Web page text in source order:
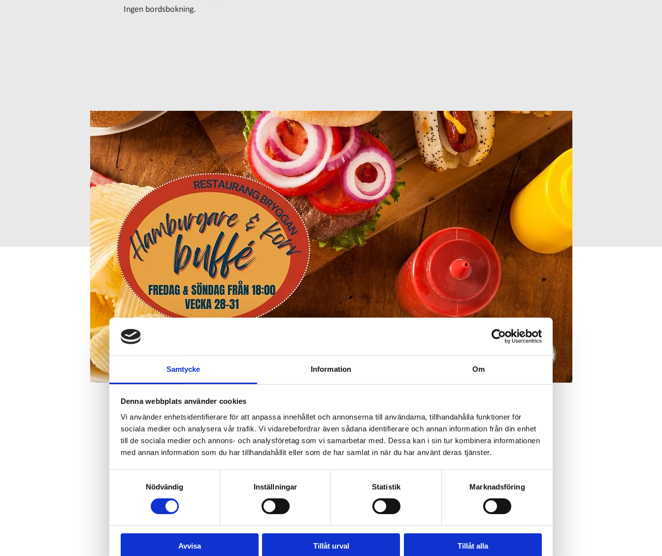
Samtycke Information Om
Denna webbplats använder cookies
Vi använder enhetsidentifierare för att anpassa innehållet och annonserna till användarna, tillhandahålla funktioner för
sociala medier och analysera vår trafik. Vi vidarebefordrar även sådana identifierare och annan information från din enhet
till de sociala medier och annons- och analysföretag som vi samarbetar med. Dessa kan i sin tur kombinera informationen
med annan information som du har tillhandahållit eller som de har samlat in när du har använt deras tjänster.
Nödvändig
Inställningar Statistik Marknadsföring
Avvisa Tillåt urval Tillåt alla
Ingen bordsbokning.
Time and place
Jul 21, 2024, 6:00 PM
Djupedalen, Djupedalen 520, 462 60 Vänersborg, Sverige